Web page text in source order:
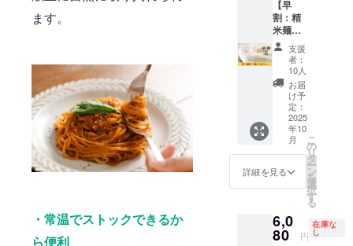
ます。
・常温でストックできるか
ら便利
す。 ※
ネット
ワーク
販売ま
たは企
業イ
メージ
が相違
する場
合等、
お断り
させて
いただ
く場合
させて
いただ
値段で
す。 ・
容量：1
袋あた
り120g
・賞味
期限：
製造後6
か月 ・
保存方
法：直
射日
光・高
温多湿
保存し
てくだ
【早
割：精
米麺：
中麺3ミ
リ14食
セッ
ト】 精
米麺：
中麺3ミ
リ14食
セット
をお届
けしま
す。 お
礼の
す。 ※
送料込
支援
者：
10人
お届
け予
定：
2025
年10
月
詳細を見る
こ
の
リ
タ
ー
ン
を
選
択
す
る
6,0
80 円
在庫な
し